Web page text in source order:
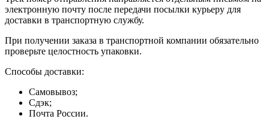
электронную почту после передачи посылки курьеру для
доставки в транспортную службу.
При получении заказа в транспортной компании обязательно
проверьте целостность упаковки.
Способы доставки:
Самовывоз;
Сдэк;
Почта России.